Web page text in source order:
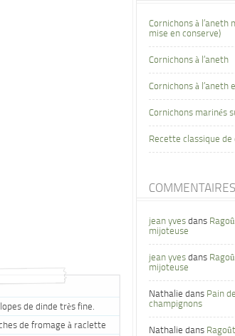
de dinde très fine.
de fromage à raclette
Cornichons à l’aneth
mise en conserve)
Cornichons à l’aneth
Cornichons à l’aneth
Cornichons marinés
Recette classique de
jean yves dans
mijoteuse
jean yves dans
mijoteuse
Nathalie dans Pain
champignons
Nathalie dans